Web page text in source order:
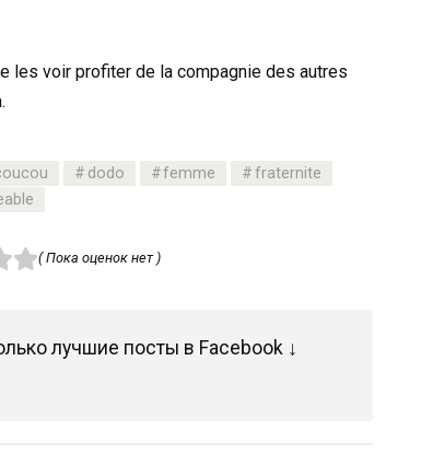
les voir profiter de la compagnie des autres
dodo femme
fraternite
( Пока оценок нет )
лучшие посты в Facebook ↓